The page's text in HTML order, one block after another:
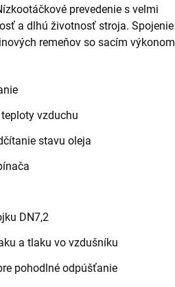
prevedenie s velmi
a dlhú životnosť stroja. Spojenie
remeňov so sacím výkonom
vzduchu
stavu oleja
DN7,2
a tlaku vo vzdušníku
pohodlné odpúšťanie